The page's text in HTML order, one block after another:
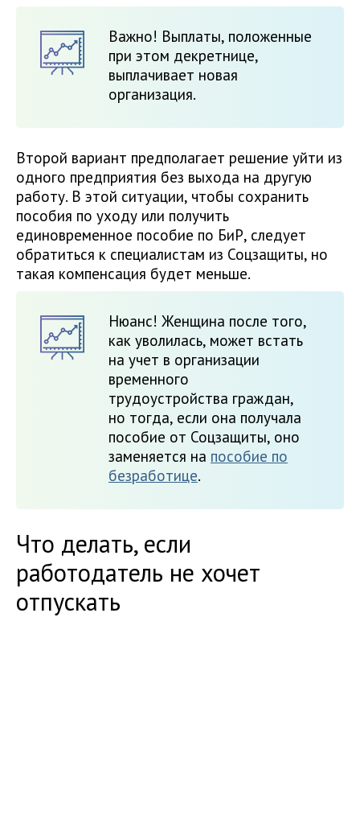
Важно! Выплаты, положенные
при этом декретнице,
выплачивает новая
организация.
Второй вариант предполагает решение уйти из
одного предприятия без выхода на другую
работу. В этой ситуации, чтобы сохранить
пособия по уходу или получить
единовременное пособие по БиР, следует
обратиться к специалистам из Соцзащиты, но
такая компенсация будет меньше.
Нюанс! Женщина после того,
как уволилась, может встать
на учет в организации
временного
трудоустройства граждан,
но тогда, если она получала
пособие от Соцзащиты, оно
заменяется на пособие по
безработице.
Что делать, если
работодатель не хочет
отпускать